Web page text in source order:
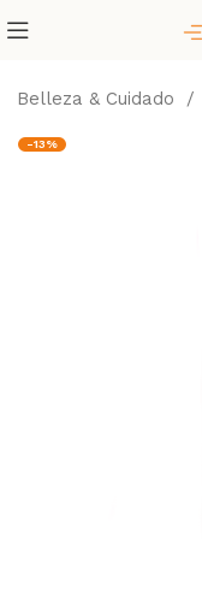
Belleza & Cuidado
-13%